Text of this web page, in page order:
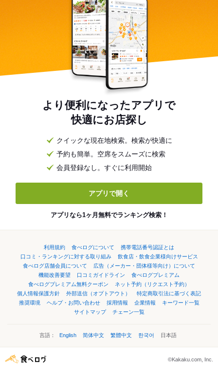
より便利になったアプリで
快適にお店探し
クイックな現在地検索。検索が快適に
予約も簡単。空席をスムーズに検索
会員登録なし。すぐに利用開始
アプリで開く
アプリなら1ヶ月無料でランキング検索！
利用規約 食べログについて
携帯電話番号認証とは
口コミ・ランキングに対する取り組み
飲食店・飲食企業様向けサービス
食べログ店舗会員について
広告（メーカー・団体様等向け）について
機能改善要望
口コミガイドライン
食べログプレミアム
食べログプレミアム無料クーポン
ネット予約（リクエスト予約）
個人情報保護方針
外部送信（オプトアウト）
特定商取引法に基づく表記
推奨環境
ヘルプ・お問い合わせ 採用情報 企業情報
キーワード一覧
サイトマップ
チェーン一覧
言語： English 简体中文 繁體中文 한국어 日本語
©Kakaku.com, Inc.